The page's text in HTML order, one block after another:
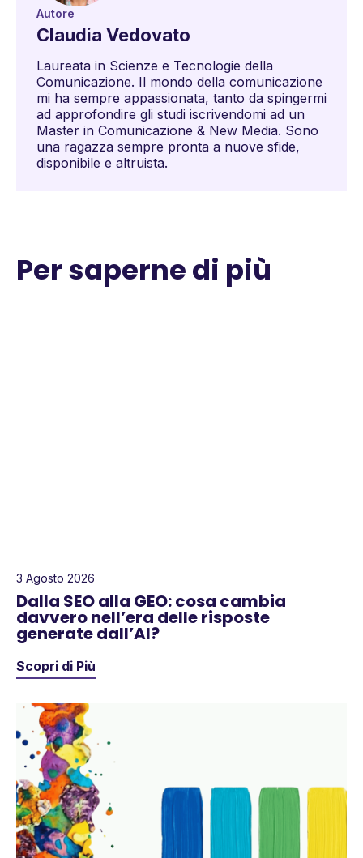
Autore
Claudia Vedovato
Laureata in Scienze e Tecnologie della
Comunicazione. Il mondo della comunicazione
mi ha sempre appassionata, tanto da spingermi
ad approfondire gli studi iscrivendomi ad un
Master in Comunicazione & New Media. Sono
una ragazza sempre pronta a nuove sfide,
disponibile e altruista.
Per saperne di più
3 Agosto 2026
Dalla SEO alla GEO: cosa cambia
davvero nell’era delle risposte
generate dall’AI?
Scopri di Più